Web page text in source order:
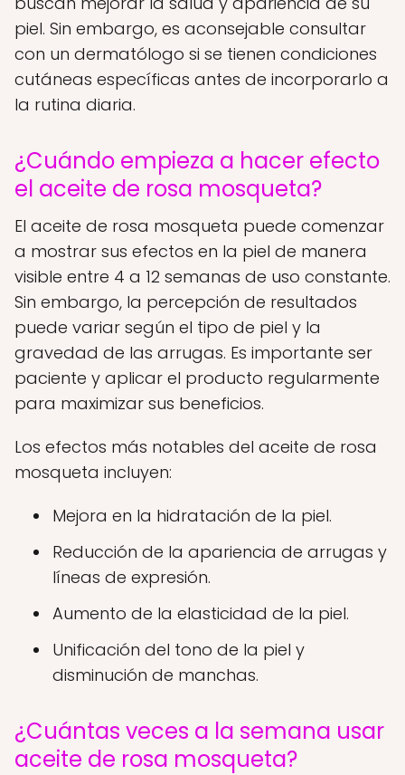
piel. Sin embargo, es aconsejable consultar
con un dermatólogo si se tienen condiciones
cutáneas específicas antes de incorporarlo a
la rutina diaria.
¿Cuándo empieza a hacer efecto
el aceite de rosa mosqueta?
El aceite de rosa mosqueta puede comenzar
a mostrar sus efectos en la piel de manera
visible entre 4 a 12 semanas de uso constante.
Sin embargo, la percepción de resultados
puede variar según el tipo de piel y la
gravedad de las arrugas. Es importante ser
paciente y aplicar el producto regularmente
para maximizar sus beneficios.
Los efectos más notables del aceite de rosa
mosqueta incluyen:
Mejora en la hidratación de la piel.
Reducción de la apariencia de arrugas y
líneas de expresión.
Aumento de la elasticidad de la piel.
Unificación del tono de la piel y
disminución de manchas.
¿Cuántas veces a la semana usar
aceite de rosa mosqueta?